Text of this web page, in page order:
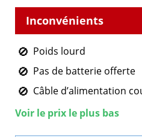
Poids lourd
Pas de batterie offerte
Câble d’alimentation
Voir le prix le plus bas